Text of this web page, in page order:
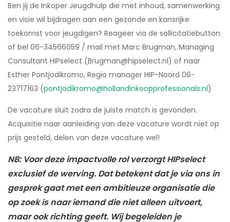
Ben jij de Inkoper Jeugdhulp die met inhoud, samenwerking
en visie wil bijdragen aan een gezonde en kansrijke
toekomst voor jeugdigen? Reageer via de sollicitatiebutton
of bel 06-34566059 / mail met Marc Brugman, Managing
Consultant HIPselect (Brugman@hipselect.nl) of naar
Esther Pontjodikromo, Regio manager HIP-Noord 06-
23717163 (pontjodikromo@hollandinkoopprofessionals.nl)
De vacature sluit zodra de juiste match is gevonden.
Acquisitie naar aanleiding van deze vacature wordt niet op
prijs gesteld, delen van deze vacature wel!
NB: Voor deze impactvolle rol verzorgt HIPselect
exclusief de werving. Dat betekent dat je via ons in
gesprek gaat met een ambitieuze organisatie die
op zoek is naar iemand die niet alleen uitvoert,
maar ook richting geeft. Wij begeleiden je